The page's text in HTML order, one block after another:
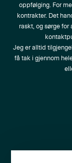
oppfølging. For
kontrakter. Det
raskt, og sørge for
Jeg er alltid
få tak i gjennom